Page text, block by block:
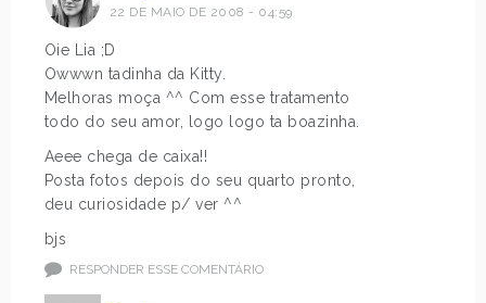
22 DE MAIO DE 2008 - 04:59
Oie Lia ;D
Owwwn tadinha da Kitty.
Melhoras moça ^^ Com esse tratamento
todo do seu amor, logo logo ta boazinha.
Aeee chega de caixa!!
Posta fotos depois do seu quarto pronto,
deu curiosidade p/ ver ^^
bjs
RESPONDER ESSE COMENTÁRIO